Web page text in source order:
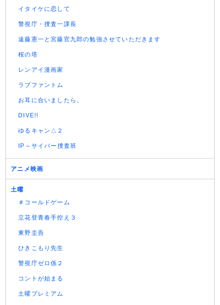
イタイケに恋して
警視庁・捜査一課長
遠藤憲一と宮藤官九郎の勉強させていただきます
桜の塔
レンアイ漫画家
ラブファントム
お耳に合いましたら。
DIVE!!
ゆるキャン△２
IP～サイバー捜査班
アニメ映画
土曜
＃コールドゲーム
立花登青春手控え３
東野圭吾
ひきこもり先生
警視庁ゼロ係２
コントが始まる
土曜プレミアム